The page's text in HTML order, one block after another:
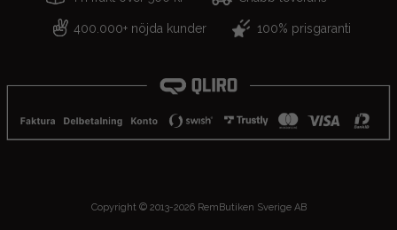
400.000+ nöjda kunder 100% prisgaranti
Copyright © 2013-2026 RemButiken Sverige AB